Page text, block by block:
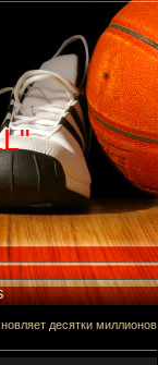
десятки миллионов